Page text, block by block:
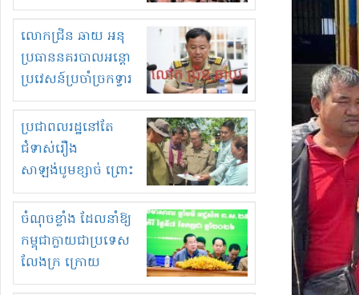
ចូល មកខុស
ច្បាប់លួចបូមខ្សាច់នៅ
ក្នុងប្រទេសកម្ពុជា
លោកជ្រិន ឆាយ អនុ
ប្រធាននគរបាលអន្តោ
ប្រវេសន៍ប្រចាំច្រកទ្វារ
ព្រំដែនភ្នំឌិន និងឈ្មួញ
មួយចំនួនទៀត
កំពង់តែគុបគិតគ្នា
ធ្វើសកម្មភាពរកស៊ីនិង
ស្តុកទំនិញគេចពន្ធ?
ប្រជាពលរដ្ឋនៅតែ
ជំទាស់រឿង
សាឡង់បូមខ្សាច់ ព្រោះ
ខ្លាចបាក់ច្រាំងទៀត!
ចំណុចខ្លាំង ដែលនាំឱ្យ
កម្ពុជាក្លាយជាប្រទេស
លែងក្រ ក្រោយ
ឆ្នាំ២០៣០